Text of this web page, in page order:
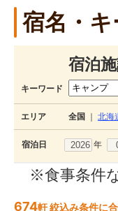
宿名・
宿泊
キーワード
エリア 全国 北海
宿泊日 年
※食事条件
674軒 絞込み条件に